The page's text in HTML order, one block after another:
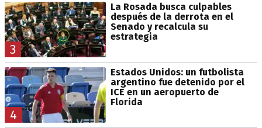
3
La Rosada busca culpables
después de la derrota en el
Senado y recalcula su
estrategia
4
Estados Unidos: un futbolista
argentino fue detenido por el
ICE en un aeropuerto de
Florida